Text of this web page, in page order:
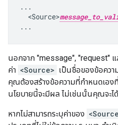
...
  <Source>
...
นอกจาก "message", "request"
ค่า <Source> เป็นชื่อของข้อควา
คุณต้องสร้างข้อความที่กำหนดเอง
นโยบายนี้จะมีผล ไม่เช่นนั้นคุณจะ
หากไม่สามารถระบุค่าของ